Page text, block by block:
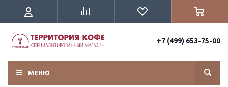
+7 (499) 653-75-00
МЕНЮ